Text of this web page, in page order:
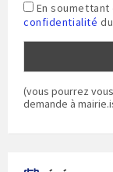
En
confidentialité
(vous pourrez
demande à